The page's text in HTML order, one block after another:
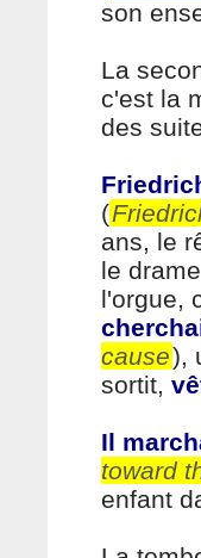
son
La
c'est la
des
(
ans, le
le
l'orgue,
cause),
sortit,
Il
toward
enfant